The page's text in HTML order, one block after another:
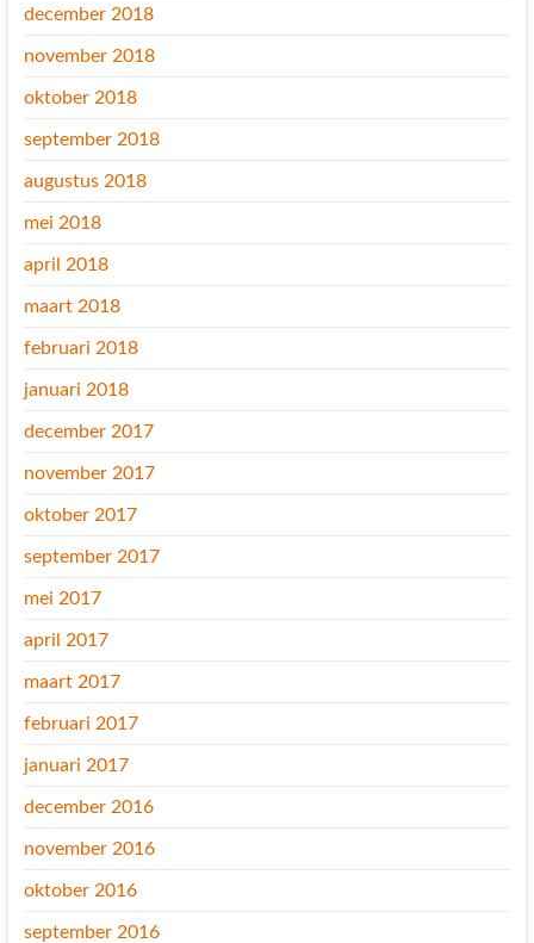
december 2018
november 2018
oktober 2018
september 2018
augustus 2018
mei 2018
april 2018
maart 2018
februari 2018
januari 2018
december 2017
november 2017
oktober 2017
september 2017
mei 2017
april 2017
maart 2017
februari 2017
januari 2017
december 2016
november 2016
oktober 2016
september 2016